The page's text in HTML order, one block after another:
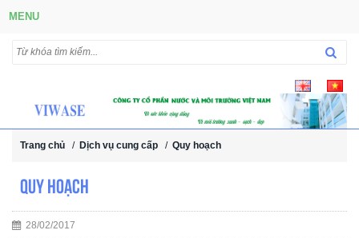
MENU
Trang chủ / Dịch vụ cung cấp / Quy hoạch
Quy hoạch
28/02/2017